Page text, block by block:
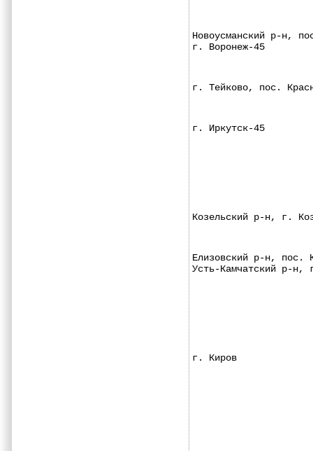
Новоусманский р-
г. Воронеж-45
г. Тейково, пос.
г. Иркутск-45
Козельский р-н,
Елизовский р-н,
Усть-Камчатский
г. Киров